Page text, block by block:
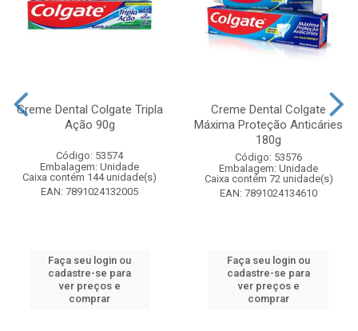
Creme Dental Colgate Tripla
Ação 90g
Código: 53574
Embalagem: Unidade
Caixa contém 144 unidade(s)
EAN: 7891024132005
Faça seu login ou
cadastre-se para
ver preços e
comprar
Creme Dental Colgate
Máxima Proteção Anticáries
180g
Código: 53576
Embalagem: Unidade
Caixa contém 72 unidade(s)
EAN: 7891024134610
Faça seu login ou
cadastre-se para
ver preços e
comprar